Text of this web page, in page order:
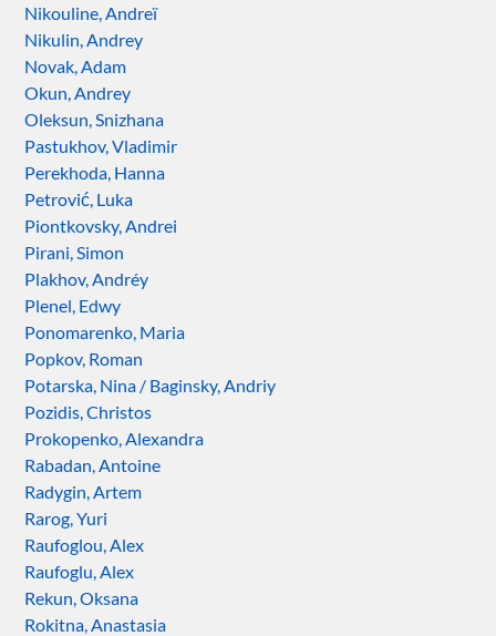
Nikouline, Andreï
Nikulin, Andrey
Novak, Adam
Okun, Andrey
Oleksun, Snizhana
Pastukhov, Vladimir
Perekhoda, Hanna
Petrović, Luka
Piontkovsky, Andrei
Pirani, Simon
Plakhov, Andréy
Plenel, Edwy
Ponomarenko, Maria
Popkov, Roman
Potarska, Nina / Baginsky, Andriy
Pozidis, Christos
Prokopenko, Alexandra
Rabadan, Antoine
Radygin, Artem
Rarog, Yuri
Raufoglou, Alex
Raufoglu, Alex
Rekun, Oksana
Rokitna, Anastasia